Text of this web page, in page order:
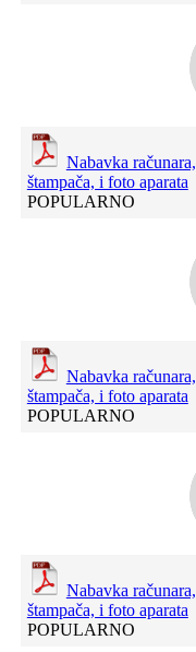
Nabavka računara,
štampača, i foto aparata
POPULARNO
Nabavka računara,
štampača, i foto aparata
POPULARNO
Nabavka računara,
štampača, i foto aparata
POPULARNO